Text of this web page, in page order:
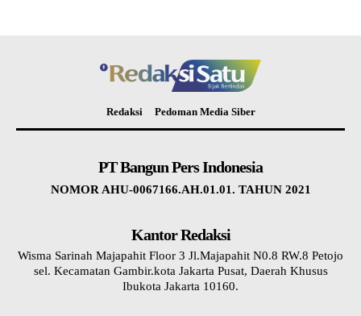
Redaksi Pedoman Media Siber
PT Bangun Pers Indonesia
NOMOR AHU-0067166.AH.01.01. TAHUN 2021
Kantor Redaksi
Wisma Sarinah Majapahit Floor 3 Jl.Majapahit N0.8 RW.8 Petojo
sel. Kecamatan Gambir.kota Jakarta Pusat, Daerah Khusus
Ibukota Jakarta 10160.